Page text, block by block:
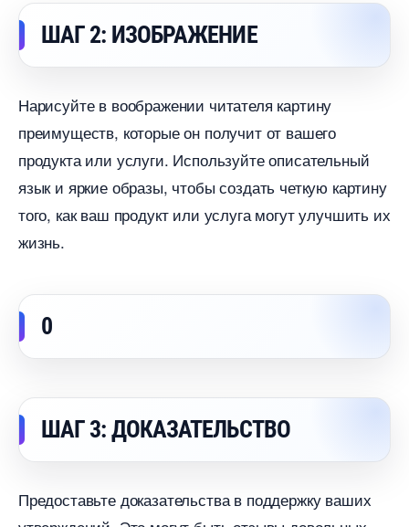
ШАГ 2: ИЗОБРАЖЕНИЕ
Нарисуйте в воображении читателя картину
преимуществ, которые он получит от вашего
продукта или услуги. Используйте описательный
язык и яркие образы, чтобы создать четкую картину
того, как ваш продукт или услуга могут улучшить их
жизнь.
0
ШАГ 3: ДОКАЗАТЕЛЬСТВО
Предоставьте доказательства в поддержку ваших